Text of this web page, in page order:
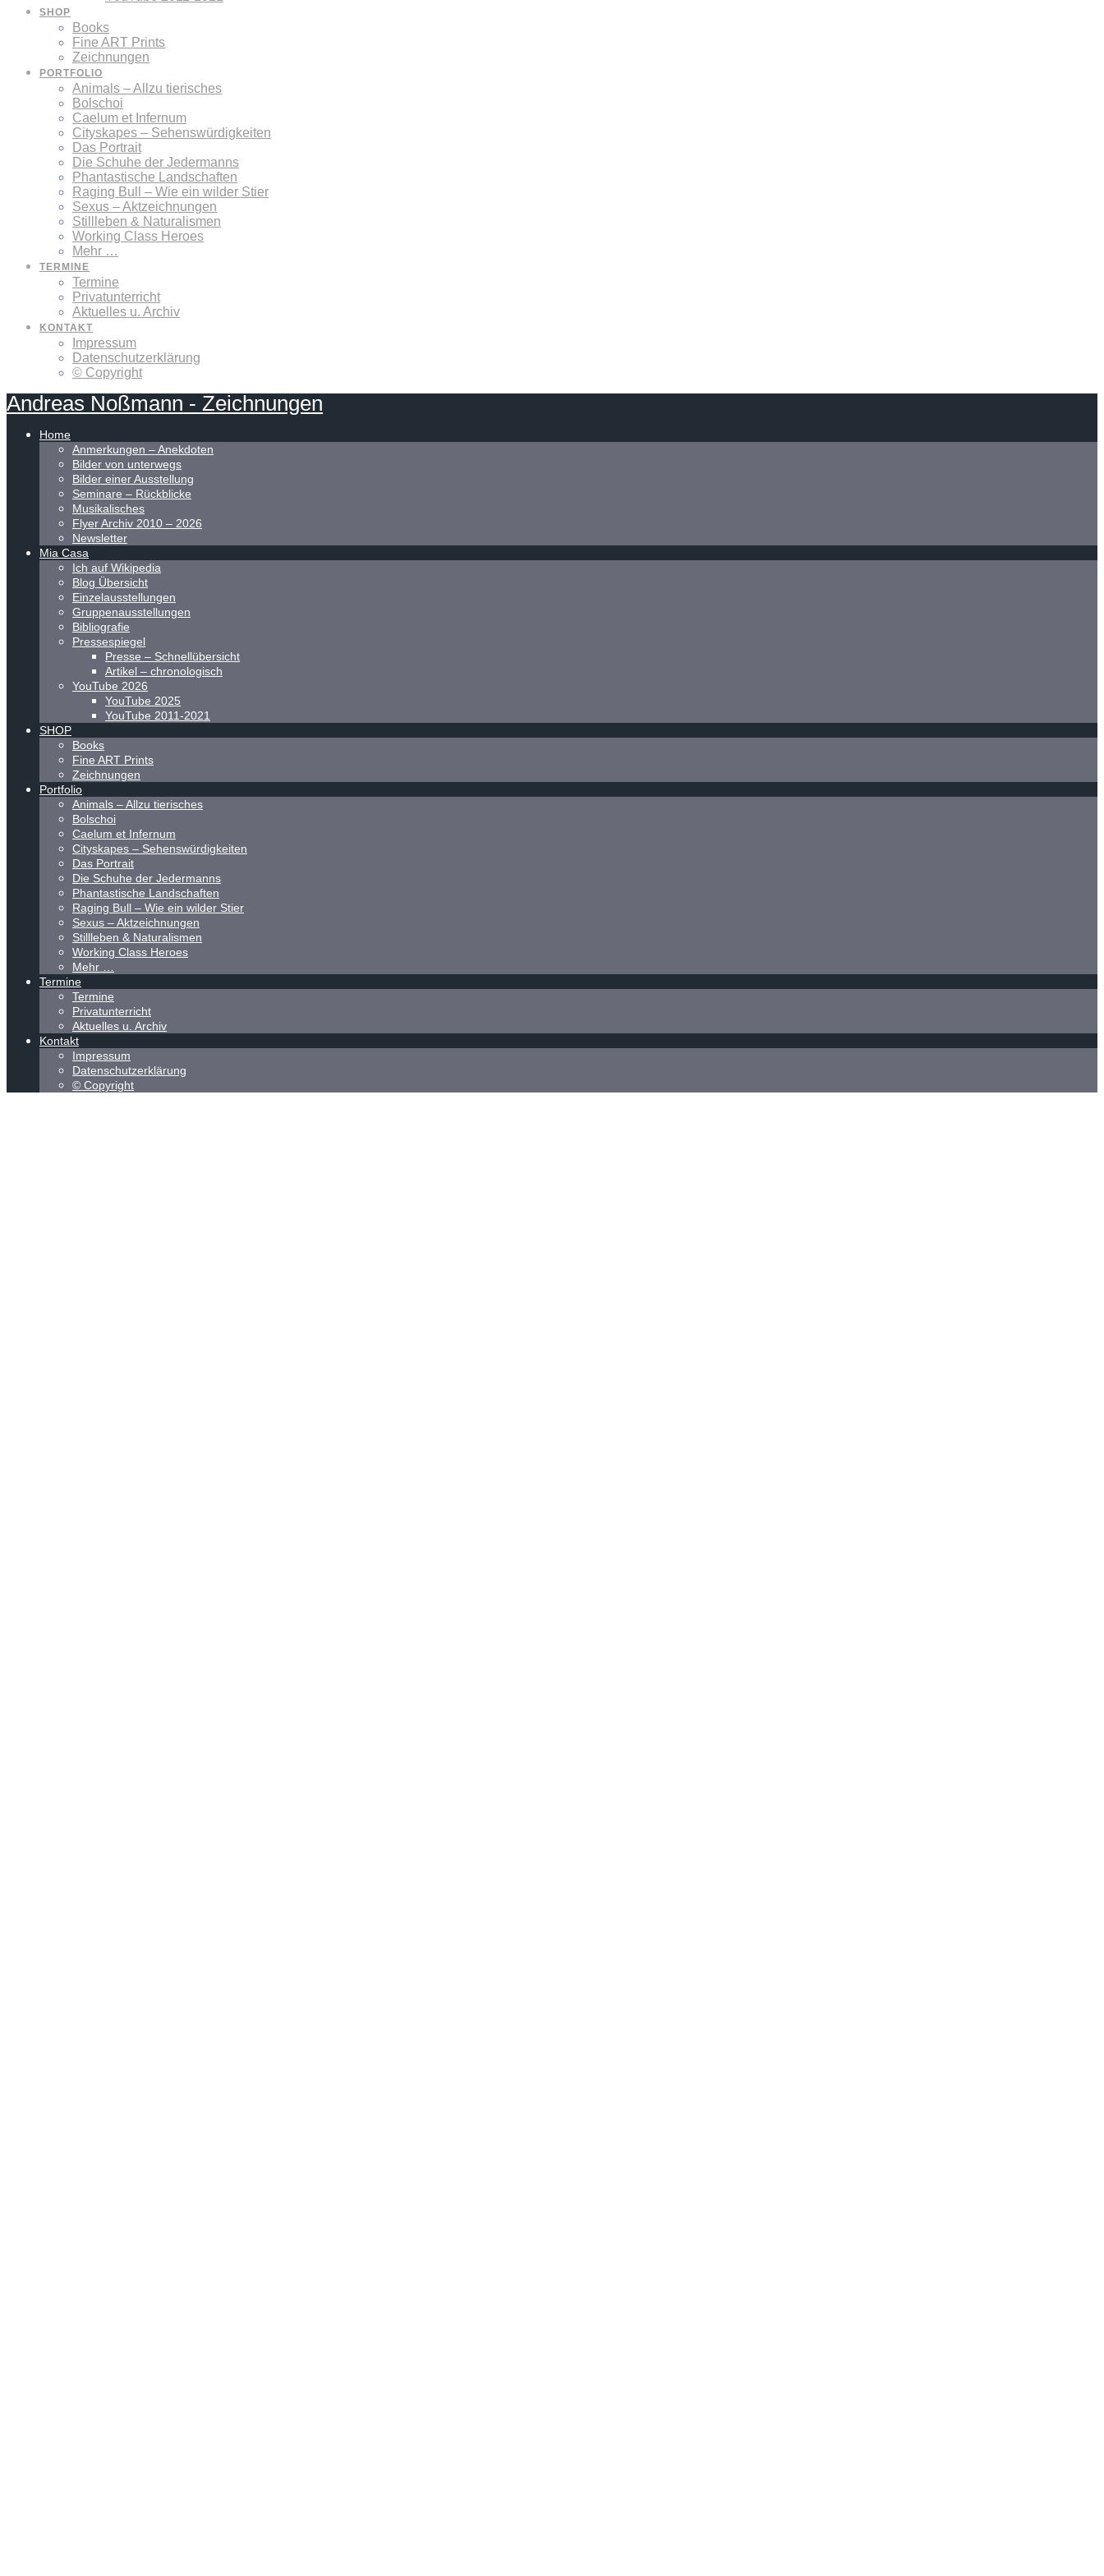
SHOP
Books
Fine ART Prints
Zeichnungen
PORTFOLIO
Animals – Allzu tierisches
Bolschoi
Caelum et Infernum
Cityskapes – Sehenswürdigkeiten
Das Portrait
Die Schuhe der Jedermanns
Phantastische Landschaften
Raging Bull – Wie ein wilder Stier
Sexus – Aktzeichnungen
Stillleben & Naturalismen
Working Class Heroes
Mehr …
TERMINE
Termine
Privatunterricht
Aktuelles u. Archiv
KONTAKT
Impressum
Datenschutzerklärung
© Copyright
Andreas Noßmann - Zeichnungen
Home
Anmerkungen – Anekdoten
Bilder von unterwegs
Bilder einer Ausstellung
Seminare – Rückblicke
Musikalisches
Flyer Archiv 2010 – 2026
Newsletter
Mia Casa
Ich auf Wikipedia
Blog Übersicht
Einzelausstellungen
Gruppenausstellungen
Bibliografie
Pressespiegel
Presse – Schnellübersicht
Artikel – chronologisch
YouTube 2026
YouTube 2025
YouTube 2011-2021
SHOP
Books
Fine ART Prints
Zeichnungen
Portfolio
Animals – Allzu tierisches
Bolschoi
Caelum et Infernum
Cityskapes – Sehenswürdigkeiten
Das Portrait
Die Schuhe der Jedermanns
Phantastische Landschaften
Raging Bull – Wie ein wilder Stier
Sexus – Aktzeichnungen
Stillleben & Naturalismen
Working Class Heroes
Mehr …
Termine
Termine
Privatunterricht
Aktuelles u. Archiv
Kontakt
Impressum
Datenschutzerklärung
© Copyright